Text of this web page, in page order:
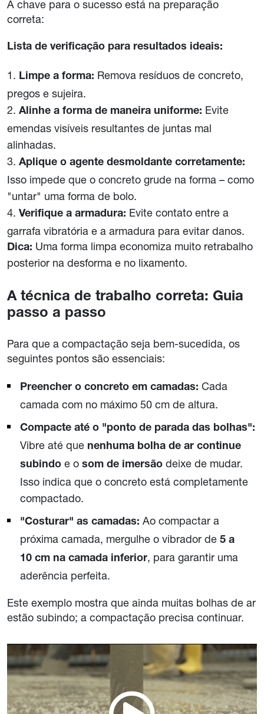
A chave para o sucesso está na preparação
correta:
Lista de verificação para resultados ideais:
Limpe a forma: Remova resíduos de concreto,
pregos e sujeira.
Alinhe a forma de maneira uniforme: Evite
emendas visíveis resultantes de juntas mal
alinhadas.
Aplique o agente desmoldante corretamente:
Isso impede que o concreto grude na forma – como
"untar" uma forma de bolo.
Verifique a armadura: Evite contato entre a
garrafa vibratória e a armadura para evitar danos.
Dica: Uma forma limpa economiza muito retrabalho
posterior na desforma e no lixamento.
A técnica de trabalho correta: Guia
passo a passo
Para que a compactação seja bem-sucedida, os
seguintes pontos são essenciais:
Preencher o concreto em camadas: Cada
camada com no máximo 50 cm de altura.
Compacte até o "ponto de parada das bolhas":
Vibre até que nenhuma bolha de ar continue
subindo e o som de imersão deixe de mudar.
Isso indica que o concreto está completamente
compactado.
"Costurar" as camadas: Ao compactar a
próxima camada, mergulhe o vibrador de 5 a
10 cm na camada inferior, para garantir uma
aderência perfeita.
Este exemplo mostra que ainda muitas bolhas de ar
estão subindo; a compactação precisa continuar.